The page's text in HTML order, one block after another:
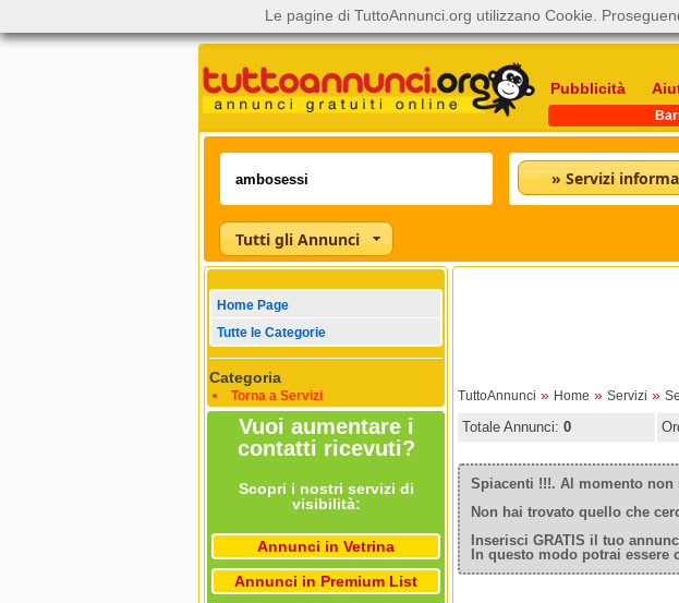
Pubblicità
» Servizi
Tutti gli Annunci
Home Page
Tutte le Categorie
Categoria
Torna a Servizi
Vuoi aumentare i
contatti ricevuti?
Scopri i nostri servizi di
visibilità:
Annunci in Vetrina
Annunci in Premium List
TuttoAnnunci » Home » Servizi »
Totale Annunci: 0
Spiacenti !!!. Al momento non
Non hai trovato quello che
Inserisci GRATIS il tuo
In questo modo potrai
Le pagine di TuttoAnnunci.org utilizzano Cookie.